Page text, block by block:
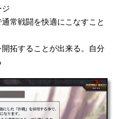
ジ
常戦闘を快適にこなすこと
拓することが出来る。自分